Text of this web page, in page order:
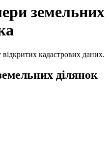
земельних
кадастрових даних.
ділянок